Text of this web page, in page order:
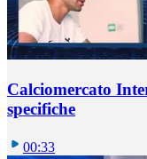
Calciomercato
specifiche
00:33